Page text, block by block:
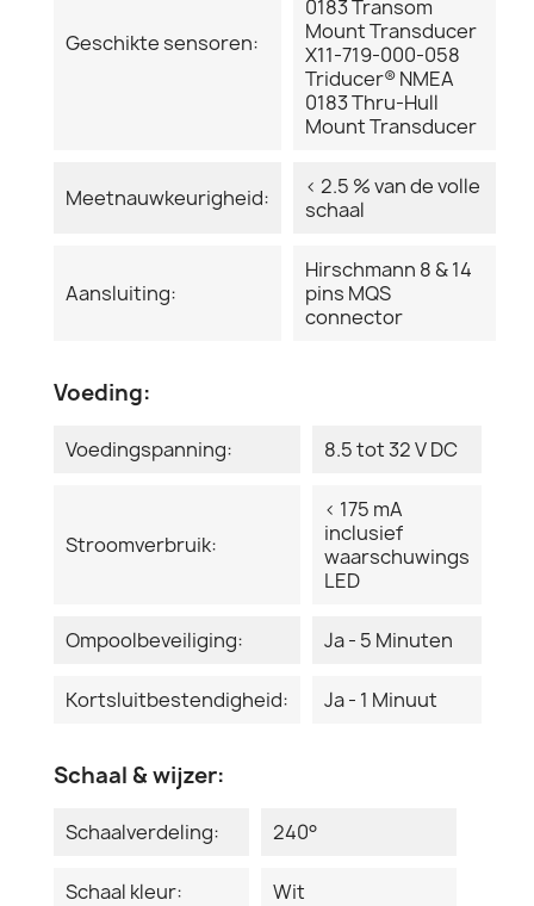
Geschikte sensoren:
0183 Transom
Mount Transducer
X11-719-000-058
Triducer® NMEA
0183 Thru-Hull
Mount Transducer
Meetnauwkeurigheid:
< 2.5 % van de volle
schaal
Aansluiting:
Hirschmann 8 & 14
pins MQS
connector
Voeding:
Voedingspanning: 8.5 tot 32 V DC
Stroomverbruik:
< 175 mA
inclusief
waarschuwings
LED
Ompoolbeveiliging: Ja - 5 Minuten
Kortsluitbestendigheid: Ja - 1 Minuut
Schaal & wijzer:
Schaalverdeling: 240°
Schaal kleur: Wit